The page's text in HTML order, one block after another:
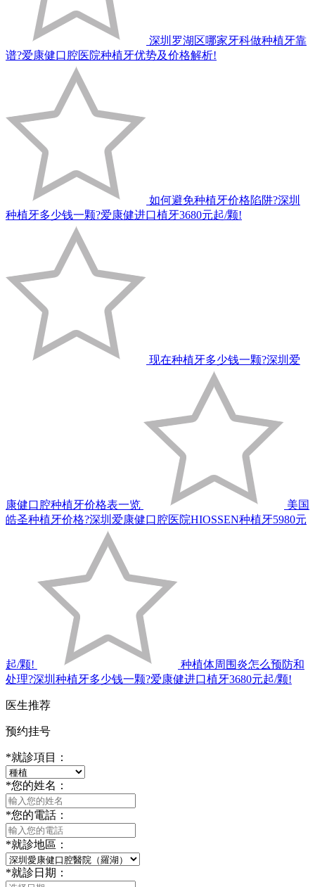
深圳罗湖区哪家牙科做种植牙靠
谱?爱康健口腔医院种植牙优势及价格解析!
如何避免种植牙价格陷阱?深圳
种植牙多少钱一颗?爱康健进口植牙3680元起/颗!
现在种植牙多少钱一颗?深圳爱
康健口腔种植牙价格表一览
美国
皓圣种植牙价格?深圳爱康健口腔医院HIOSSEN种植牙5980元
起/颗!
种植体周围炎怎么预防和
处理?深圳种植牙多少钱一颗?爱康健进口植牙3680元起/颗!
医生推荐
预约挂号
*就診項目：
*您的姓名：
*您的電話：
*就診地區：
*就診日期：